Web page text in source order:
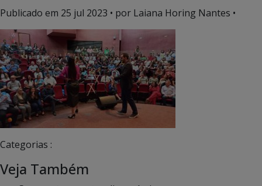
Publicado em 25 jul 2023 • por Laiana Horing Nantes •
Categorias :
Veja Também